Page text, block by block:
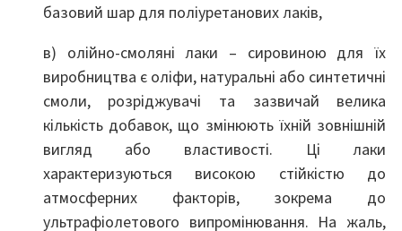
базовий шар для поліуретанових лаків,
в) олійно-смоляні лаки – сировиною для їх
виробництва є оліфи, натуральні або синтетичні
смоли, розріджувачі та зазвичай велика
кількість добавок, що змінюють їхній зовнішній
вигляд або властивості. Ці лаки
характеризуються високою стійкістю до
атмосферних факторів, зокрема до
ультрафіолетового випромінювання. На жаль,